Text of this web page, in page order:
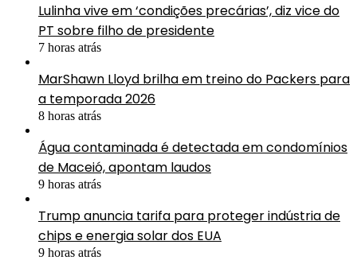
Lulinha vive em ‘condições precárias’, diz vice do
PT sobre filho de presidente
7 horas atrás
MarShawn Lloyd brilha em treino do Packers para
a temporada 2026
8 horas atrás
Água contaminada é detectada em condomínios
de Maceió, apontam laudos
9 horas atrás
Trump anuncia tarifa para proteger indústria de
chips e energia solar dos EUA
9 horas atrás